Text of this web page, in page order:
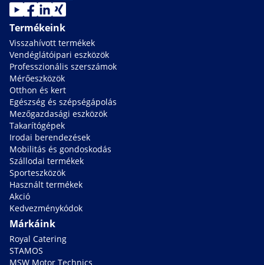
Termékeink
Visszahívott termékek
Vendéglátóipari eszközök
Professzionális szerszámok
Mérőeszközök
Otthon és kert
Egészség és szépségápolás
Mezőgazdasági eszközök
Takarítógépek
Irodai berendezések
Mobilitás és gondoskodás
Szállodai termékek
Sporteszközök
Használt termékek
Akció
Kedvezménykódok
Márkáink
Royal Catering
STAMOS
MSW Motor Technics